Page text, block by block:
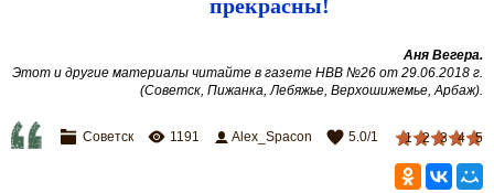
прекрасны!
Аня Вегера.
Этот и другие материалы читайте в газете НВВ №26 от 29.06.2018 г.
(Советск, Пижанка, Лебяжье, Верхошижемье, Арбаж).
1 2 3 4 5
Советск 1191 Alex_Spacon 5.0/1